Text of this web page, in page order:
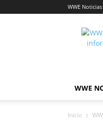
WWE Noticias
WWE
Inicio